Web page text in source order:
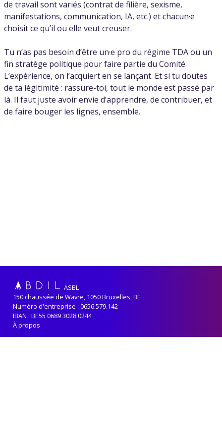
de travail sont variés (contrat de filière, sexisme,
manifestations, communication, IA, etc.) et chacun·e
choisit ce qu’il ou elle veut creuser.
Tu n’as pas besoin d’être un·e pro du régime TDA ou un
fin stratège politique pour faire partie du Comité.
L’expérience, on l’acquiert en se lançant. Et si tu doutes
de ta légitimité : rassure-toi, tout le monde est passé par
là. Il faut juste avoir envie d’apprendre, de contribuer, et
de faire bouger les lignes, ensemble.
ASBL
150 chaussée de Wavre, 1050 Bruxelles, BE
Numéro d'entreprise : 0656.579.142
IBAN : BE55 0689 3028 0244
À propos
Adhérer